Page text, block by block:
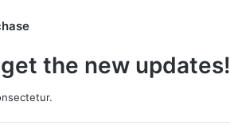
the new updates!